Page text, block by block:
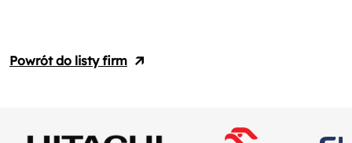
Powrót do listy firm